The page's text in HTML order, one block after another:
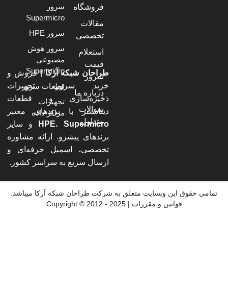
فروشگاه
تخصصی
درباره ما
سوالات
متداول
سرور
Supermicro
سرور HPE
سرور هوش
مصنوعی
Supermicro
قطعات سرور
تجهیزات
مراکز داده
طراحان شبکه آرکا| فروش و
خرید سرور، تجهیزات
ذخیره‌سازی و قطعات
دیتاسنتر با برندهای معتبر
HPE،Supermicro
و سایر
برندهای پیشرو. ارائه مشاوره
تخصصی، اسمبل حرفه‌ای و
ارسال سریع به سراسر کشور.
حقوق این وبسایت متعلق به شرکت طراحان شبکه آرکا میباشد.
قوانین و مقررات | 2025 - 2012 © Copyright